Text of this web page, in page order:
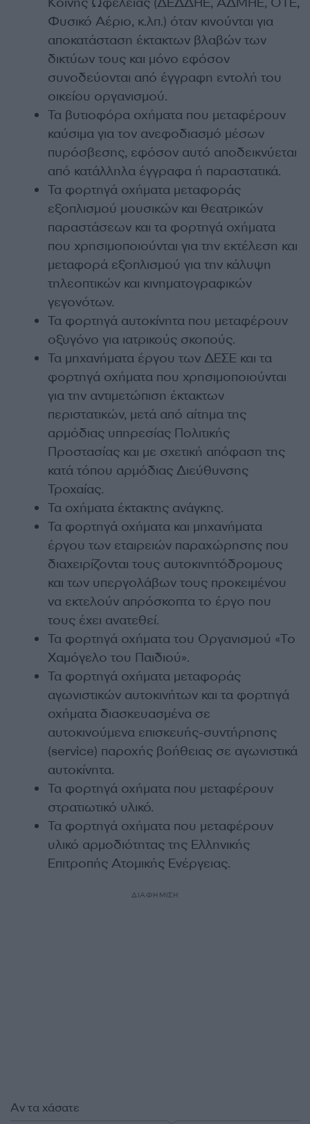
Φυσικό Αέριο, κ.λπ.) όταν κινούνται για
αποκατάσταση έκτακτων βλαβών των
δικτύων τους και μόνο εφόσον
συνοδεύονται από έγγραφη εντολή του
οικείου οργανισμού.
Τα βυτιοφόρα οχήματα που μεταφέρουν
καύσιμα για τον ανεφοδιασμό μέσων
πυρόσβεσης, εφόσον αυτό αποδεικνύεται
από κατάλληλα έγγραφα ή παραστατικά.
Τα φορτηγά οχήματα μεταφοράς
εξοπλισμού μουσικών και θεατρικών
παραστάσεων και τα φορτηγά οχήματα
που χρησιμοποιούνται για την εκτέλεση και
μεταφορά εξοπλισμού για την κάλυψη
τηλεοπτικών και κινηματογραφικών
γεγονότων.
Τα φορτηγά αυτοκίνητα που μεταφέρουν
οξυγόνο για ιατρικούς σκοπούς.
Τα μηχανήματα έργου των ΔΕΣΕ και τα
φορτηγά οχήματα που χρησιμοποιούνται
για την αντιμετώπιση έκτακτων
περιστατικών, μετά από αίτημα της
αρμόδιας υπηρεσίας Πολιτικής
Προστασίας και με σχετική απόφαση της
κατά τόπου αρμόδιας Διεύθυνσης
Τροχαίας.
Τα οχήματα έκτακτης ανάγκης.
Τα φορτηγά οχήματα και μηχανήματα
έργου των εταιρειών παραχώρησης που
διαχειρίζονται τους αυτοκινητόδρομους
και των υπεργολάβων τους προκειμένου
να εκτελούν απρόσκοπτα το έργο που
τους έχει ανατεθεί.
Τα φορτηγά οχήματα του Οργανισμού «Το
Χαμόγελο του Παιδιού».
Τα φορτηγά οχήματα μεταφοράς
αγωνιστικών αυτοκινήτων και τα φορτηγά
οχήματα διασκευασμένα σε
αυτοκινούμενα επισκευής-συντήρησης
(service) παροχής βοήθειας σε αγωνιστικά
αυτοκίνητα.
Τα φορτηγά οχήματα που μεταφέρουν
στρατιωτικό υλικό.
Τα φορτηγά οχήματα που μεταφέρουν
υλικό αρμοδιότητας της Ελληνικής
Επιτροπής Ατομικής Ενέργειας.
ΔΙΑΦΗΜΙΣΗ
Αν τα χάσατε